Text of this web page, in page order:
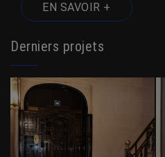
EN SAVOIR +
Derniers projets